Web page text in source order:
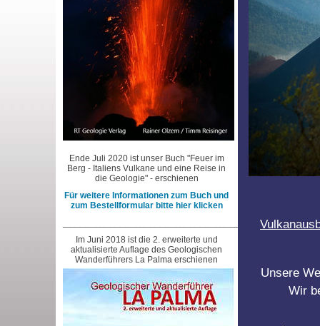
Ende Juli 2020 ist unser Buch "Feuer im
Berg - Italiens Vulkane und eine Reise in
die Geologie" - erschienen
Für weitere Informationen zum Buch und
zum Bestellformular bitte hier klicken
Im Juni 2018 ist die 2. erweiterte und
aktualisierte Auflage des Geologischen
Wanderführers La Palma erschienen
Unsere
Wir